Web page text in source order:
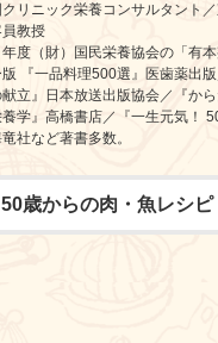
クリニック栄養コンサルタント
教授
度（財）国民栄養協会の「有
版 『一品料理500選』医歯薬出
献立』日本放送出版協会／『か
学』高橋書店／『一生元気！
社など著書多数。
50歳からの肉・魚レシピ